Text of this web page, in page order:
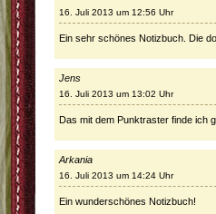
16. Juli 2013 um 12:56 Uhr
Ein sehr schönes Notizbuch. Die
Jens
16. Juli 2013 um 13:02 Uhr
Das mit dem Punktraster finde ich
Arkania
16. Juli 2013 um 14:24 Uhr
Ein wunderschönes Notizbuch!